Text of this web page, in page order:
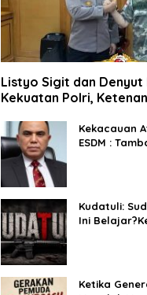
Listyo Sigit dan Denyut
Kekuatan Polri,
Kekacauan
ESDM :
Kudatuli:
Ini
Ketika